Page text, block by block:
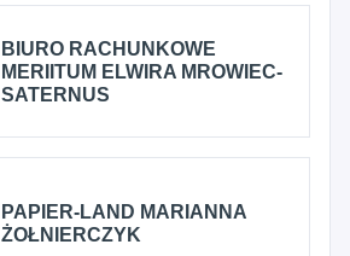
BIURO RACHUNKOWE
MERIITUM ELWIRA MROWIEC-
SATERNUS
PAPIER-LAND MARIANNA
ŻOŁNIERCZYK